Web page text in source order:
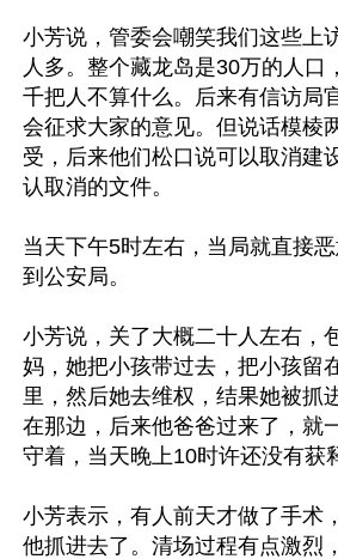
小芳说，管委会嘲笑我们这些上
人多。整个藏龙岛是30万的人口
千把人不算什么。后来有信访局
会征求大家的意见。但说话模棱
受，后来他们松口说可以取消建
认取消的文件。
当天下午5时左右，当局就直接
到公安局。
小芳说，关了大概二十人左右，
妈，她把小孩带过去，把小孩留
里，然后她去维权，结果她被抓
在那边，后来他爸爸过来了，就
守着，当天晚上10时许还没有获
小芳表示，有人前天才做了手术
他抓进去了。清场过程有点激烈